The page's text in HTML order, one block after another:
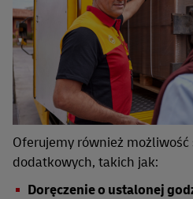
Oferujemy również możliwość
dodatkowych, takich jak:
Doręczenie o ustalonej